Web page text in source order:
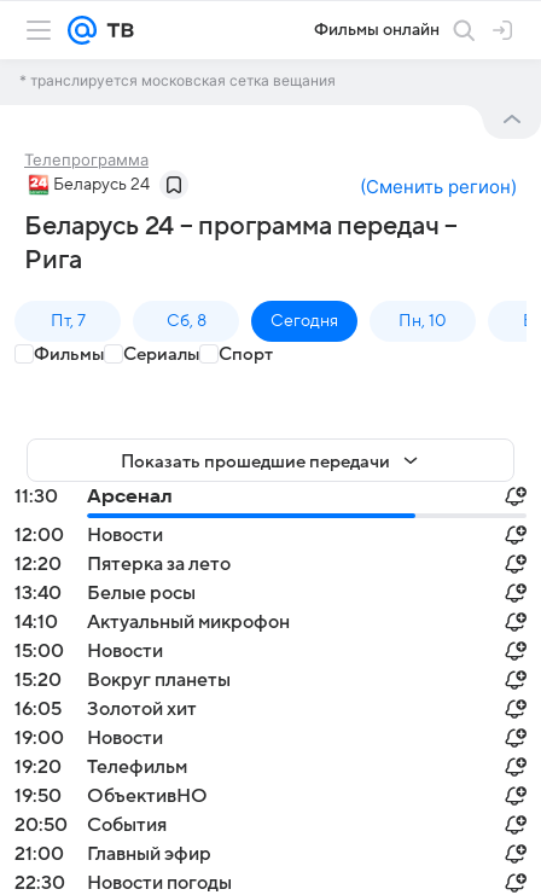
Фильмы онлайн
* транслируется московская сетка вещания
Телепрограмма
Беларусь 24 (Сменить регион)
Беларусь 24 – программа передач –
Рига
Пт, 7 Сб, 8 Сегодня Пн, 10
Фильмы Сериалы Спорт
Показать прошедшие передачи
11:30
Арсенал
12:00
Новости
12:20
Пятерка за лето
13:40
Белые росы
14:10
Актуальный микрофон
15:00
Новости
15:20
Вокруг планеты
16:05
Золотой хит
19:00
Новости
19:20
Телефильм
19:50
ОбъективНО
20:50
События
21:00
Главный эфир
22:30
Новости погоды